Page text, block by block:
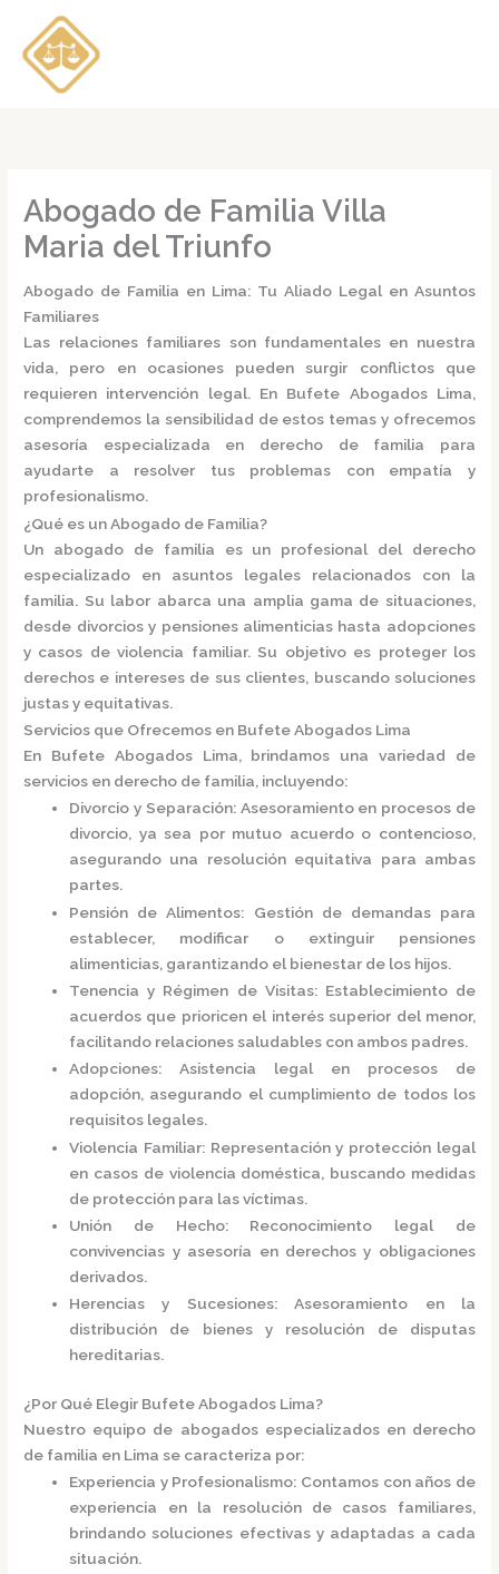
contenido
Abogado de Familia Villa
Maria del Triunfo
Abogado de Familia en Lima: Tu Aliado Legal en Asuntos
Familiares
Las relaciones familiares son fundamentales en nuestra
vida, pero en ocasiones pueden surgir conflictos que
requieren intervención legal. En Bufete Abogados Lima,
comprendemos la sensibilidad de estos temas y ofrecemos
asesoría especializada en derecho de familia para
ayudarte a resolver tus problemas con empatía y
profesionalismo.
¿Qué es un Abogado de Familia?
Un abogado de familia es un profesional del derecho
especializado en asuntos legales relacionados con la
familia. Su labor abarca una amplia gama de situaciones,
desde divorcios y pensiones alimenticias hasta adopciones
y casos de violencia familiar. Su objetivo es proteger los
derechos e intereses de sus clientes, buscando soluciones
justas y equitativas.
Servicios que Ofrecemos en Bufete Abogados Lima
En Bufete Abogados Lima, brindamos una variedad de
servicios en derecho de familia, incluyendo:
Divorcio y Separación: Asesoramiento en procesos de
divorcio, ya sea por mutuo acuerdo o contencioso,
asegurando una resolución equitativa para ambas
partes.
Pensión de Alimentos: Gestión de demandas para
establecer, modificar o extinguir pensiones
alimenticias, garantizando el bienestar de los hijos.
Tenencia y Régimen de Visitas: Establecimiento de
acuerdos que prioricen el interés superior del menor,
facilitando relaciones saludables con ambos padres.
Adopciones:Asistencia legal en procesos de
adopción, asegurando el cumplimiento de todos los
requisitos legales.
Violencia Familiar: Representación y protección legal
en casos de violencia doméstica, buscando medidas
de protección para las víctimas.
Unión de Hecho: Reconocimiento legal de
convivencias y asesoría en derechos y obligaciones
derivados.
Herencias y Sucesiones:Asesoramiento en la
distribución de bienes y resolución de disputas
hereditarias.
¿Por Qué Elegir Bufete Abogados Lima?
Nuestro equipo de abogados especializados en derecho
de familia en Lima se caracteriza por:
Experiencia y Profesionalismo: Contamos con años de
experiencia en la resolución de casos familiares,
brindando soluciones efectivas y adaptadas a cada
situación.